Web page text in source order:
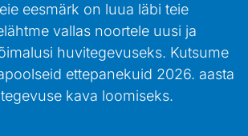
eesmärk on luua läbi teie
vallas noortele uusi ja
huvitegevuseks. Kutsume
ettepanekuid 2026. aasta
kava loomiseks.